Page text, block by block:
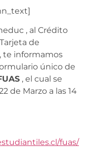
, al Crédito
de
te informamos
único de
, el cual se
de Marzo a las 14
fuas/